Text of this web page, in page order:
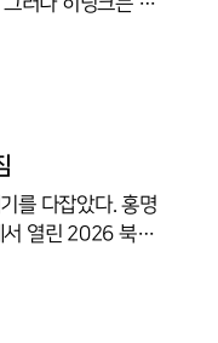
화를 완성했다.24
다. 미국축
를 다잡았다. 홍명
서 열린 2026 북중
넘어지며 공을 놓